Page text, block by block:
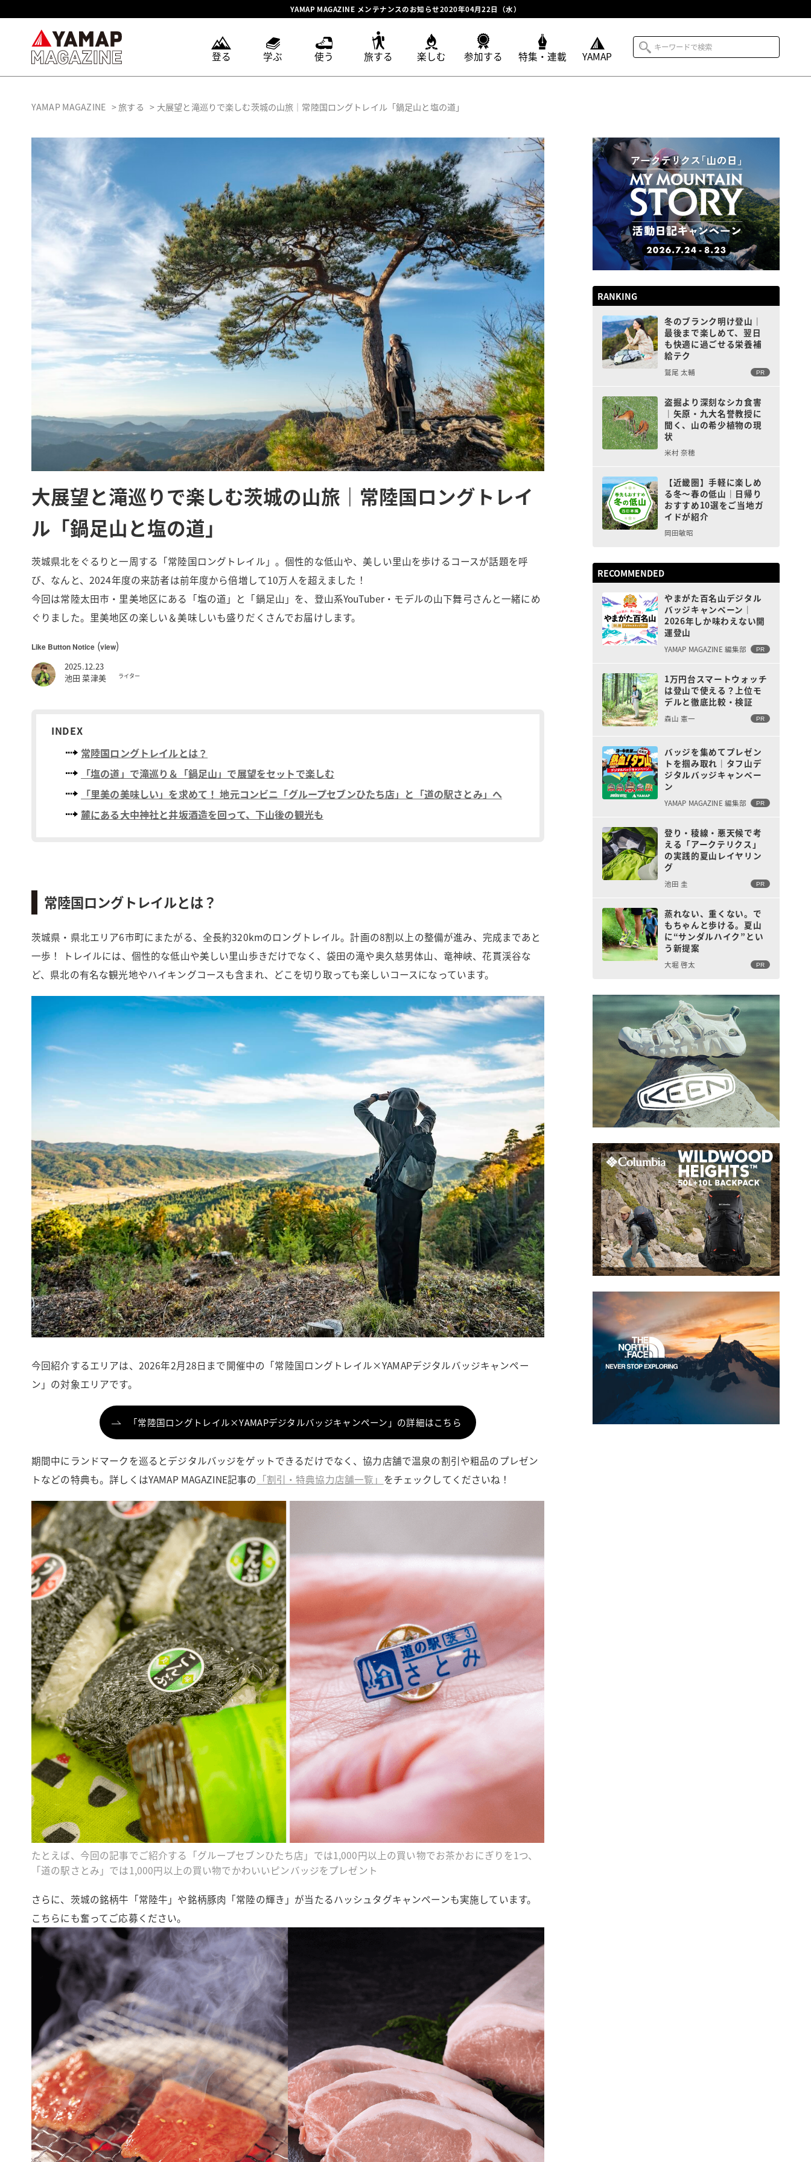
YAMAP MAGAZINE メンテナンスのお知らせ2020年04月22日（水）
登る 学ぶ 使う 旅する 楽しむ 参加する 特集・連載 YAMAP
YAMAP MAGAZINE 旅する 大展望と滝巡りで楽しむ茨城の山旅｜常陸国ロングトレイル「鍋足山と塩の道」
大展望と滝巡りで楽しむ茨城の山旅｜常陸国ロングトレイ
ル「鍋足山と塩の道」
茨城県北をぐるりと一周する「常陸国ロングトレイル」。個性的な低山や、美しい里山を歩けるコースが話題を呼
び、なんと、2024年度の来訪者は前年度から倍増して10万人を超えました！
今回は常陸太田市・里美地区にある「塩の道」と「鍋足山」を、登山系YouTuber・モデルの山下舞弓さんと一緒にめ
ぐりました。里美地区の楽しい＆美味しいも盛りだくさんでお届けします。
Like Button Notice (view)
2025.12.23
池田 菜津美
ライター
INDEX
常陸国ロングトレイルとは？
「塩の道」で滝巡り＆「鍋足山」で展望をセットで楽しむ
「里美の美味しい」を求めて！ 地元コンビニ「グループセブンひたち店」と「道の駅さとみ」へ
麓にある大中神社と井坂酒造を回って、下山後の観光も
常陸国ロングトレイルとは？
茨城県・県北エリア6市町にまたがる、全長約320kmのロングトレイル。計画の8割以上の整備が進み、完成まであと
一歩！ トレイルには、個性的な低山や美しい里山歩きだけでなく、袋田の滝や奥久慈男体山、竜神峡、花貫渓谷な
ど、県北の有名な観光地やハイキングコースも含まれ、どこを切り取っても楽しいコースになっています。
今回紹介するエリアは、2026年2月28日まで開催中の「常陸国ロングトレイル×YAMAPデジタルバッジキャンペー
ン」の対象エリアです。
「常陸国ロングトレイル×YAMAPデジタルバッジキャンペーン」の詳細はこちら
期間中にランドマークを巡るとデジタルバッジをゲットできるだけでなく、協力店舗で温泉の割引や粗品のプレゼン
トなどの特典も。詳しくはYAMAP MAGAZINE記事の 「割引・特典協力店舗一覧」 をチェックしてくださいね！
たとえば、今回の記事でご紹介する「グループセブンひたち店」では1,000円以上の買い物でお茶かおにぎりを1つ、
「道の駅さとみ」では1,000円以上の買い物でかわいいピンバッジをプレゼント
さらに、茨城の銘柄牛「常陸牛」や銘柄豚肉「常陸の輝き」が当たるハッシュタグキャンペーンも実施しています。
こちらにも奮ってご応募ください。
RANKING
冬のブランク明け登山｜
最後まで楽しめて、翌日
も快適に過ごせる栄養補
給テク
鷲尾 太輔 PR
盗掘より深刻なシカ食害
｜矢原・九大名誉教授に
聞く、山の希少植物の現
状
米村 奈穂
【近畿圏】手軽に楽しめ
る冬〜春の低山｜日帰り
おすすめ10選をご当地ガ
イドが紹介
岡田敏昭
RECOMMENDED
やまがた百名山デジタル
バッジキャンペーン｜
2026年しか味わえない開
運登山
YAMAP MAGAZINE 編集部 PR
1万円台スマートウォッチ
は登山で使える？上位モ
デルと徹底比較・検証
森山 憲一 PR
バッジを集めてプレゼン
トを掴み取れ｜タフ山デ
ジタルバッジキャンペー
ン
YAMAP MAGAZINE 編集部 PR
登り・稜線・悪天候で考
える「アークテリクス」
の実践的夏山レイヤリン
グ
池田 圭 PR
蒸れない、重くない。で
もちゃんと歩ける。夏山
に“サンダルハイク”とい
う新提案
大堀 啓太 PR